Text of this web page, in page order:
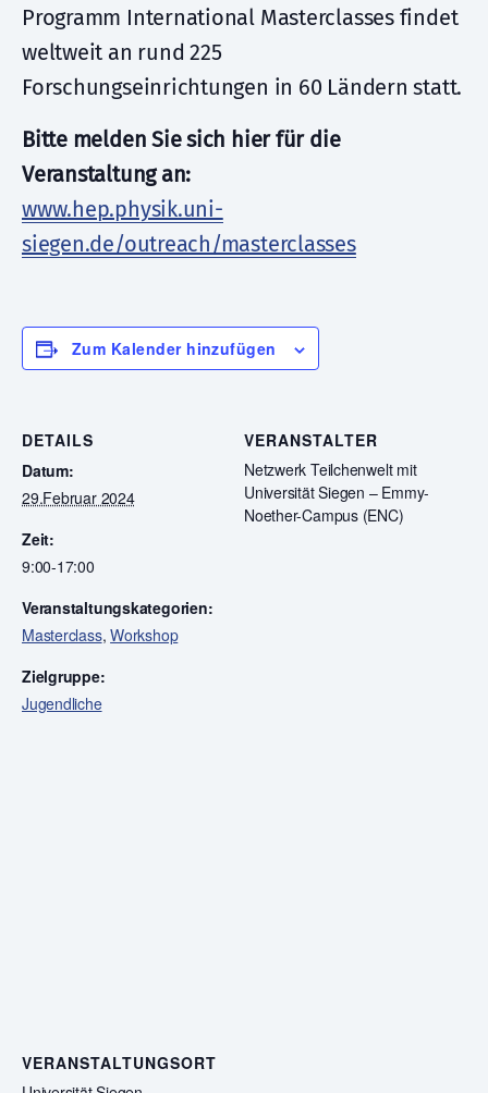
Programm International Masterclasses findet
weltweit an rund 225
Forschungseinrichtungen in 60 Ländern statt.
Bitte melden Sie sich hier für die
Veranstaltung an:
www.hep.physik.uni-
siegen.de/outreach/masterclasses
Zum Kalender hinzufügen
DETAILS
Datum:
29.Februar 2024
Zeit:
9:00-17:00
Veranstaltungskategorien:
Masterclass,Workshop
Zielgruppe:
Jugendliche
VERANSTALTER
Netzwerk Teilchenwelt mit
Universität Siegen – Emmy-
Noether-Campus (ENC)
VERANSTALTUNGSORT